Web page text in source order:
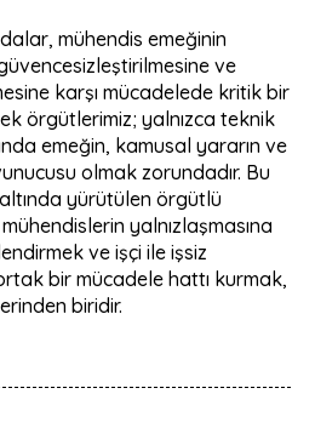
mühendis emeğinin
ve
karşı mücadelede kritik bir
örgütlerimiz; yalnızca teknik
emeğin, kamusal yararın ve
olmak zorundadır. Bu
altında yürütülen örgütlü
yalnızlaşmasına
ve işçi ile işsiz
bir mücadele hattı kurmak,
biridir.